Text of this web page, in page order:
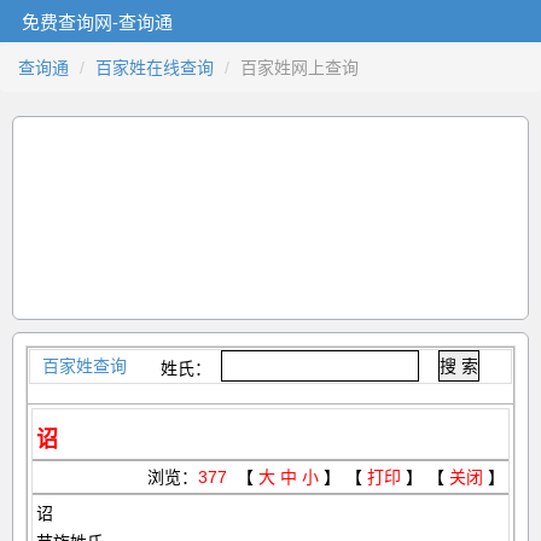
免费查询网-查询通
查询通 百家姓在线查询 百家姓网上查询
百家姓查询 姓氏：
诏
浏览： 377 【 大 中 小 】 【 打印 】 【 关闭 】
诏